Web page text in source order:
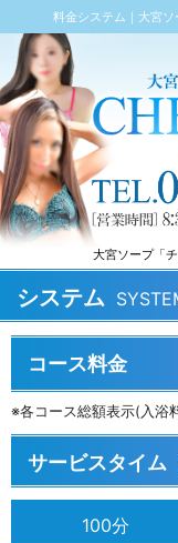
料金システム｜大宮ソ
大宮ソープ「
システム
コース料金
※各コース総額表示(入浴
サービスタイム
100分